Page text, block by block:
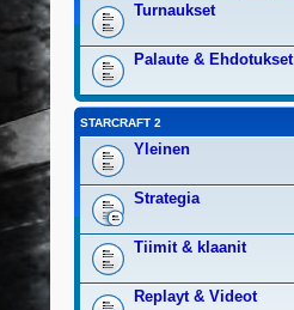
Turnaukset
Palaute & Ehdotukset
STARCRAFT 2
Yleinen
Strategia
Tiimit & klaanit
Replayt & Videot